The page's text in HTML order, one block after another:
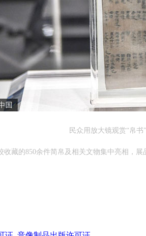
民众用放大镜观赏“帛书”
的850余件简帛及相关文物集中亮相，展